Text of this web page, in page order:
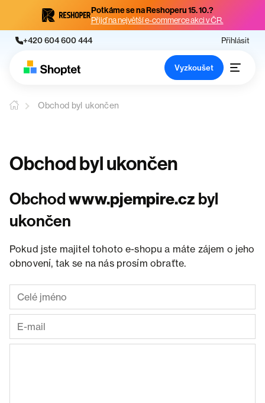
Potkáme se na Reshoperu 15. 10.?
Přijď na největší e-commerce akci v ČR.
+420 604 600 444 Přihlásit
Vyzkoušet
Obchod byl ukončen
Obchod byl ukončen
Obchodwww.pjempire.cz byl
ukončen
Pokud jste majitel tohoto e-shopu a máte zájem o jeho
obnovení, tak se na nás prosím obraťte.